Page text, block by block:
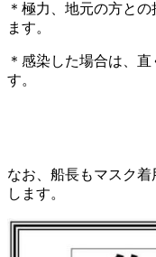
＊極力、地元の方と
ます。
＊感染した場合は、
す。
なお、船長もマスク
します。